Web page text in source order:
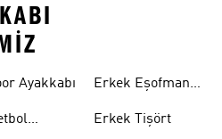
Ayakkabı
Erkek Eşofman
Erkek Tişört